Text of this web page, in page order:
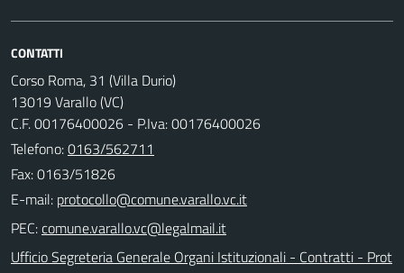
CONTATTI
Corso Roma, 31 (Villa Durio)
13019 Varallo (VC)
C.F. 00176400026 - P.Iva: 00176400026
Telefono:0163/562711
Fax: 0163/51826
E-mail:
PEC:
Ufficio Segreteria Generale Organi Istituzionali - Contratti - Prot